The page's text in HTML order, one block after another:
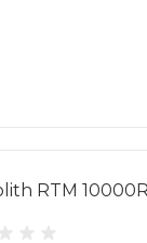
RTM